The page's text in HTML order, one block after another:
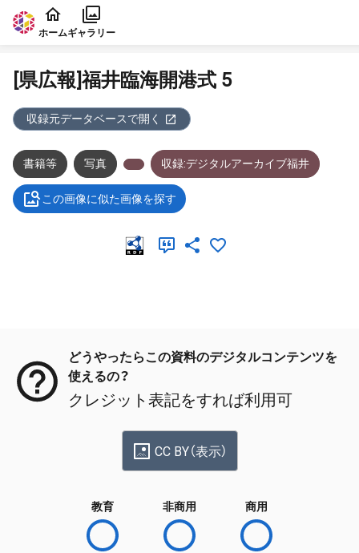
本文に飛ぶ
ホームギャラリー
[県広報]福井臨海開港式 5
収録元データベースで開く
書籍等 写真 収録:デジタルアーカイブ福井
この画像に似た画像を探す
どうやったらこの資料のデジタルコンテンツを
使えるの？
クレジット表記をすれば利用可
CC BY（表示）
教育 非商用 商用